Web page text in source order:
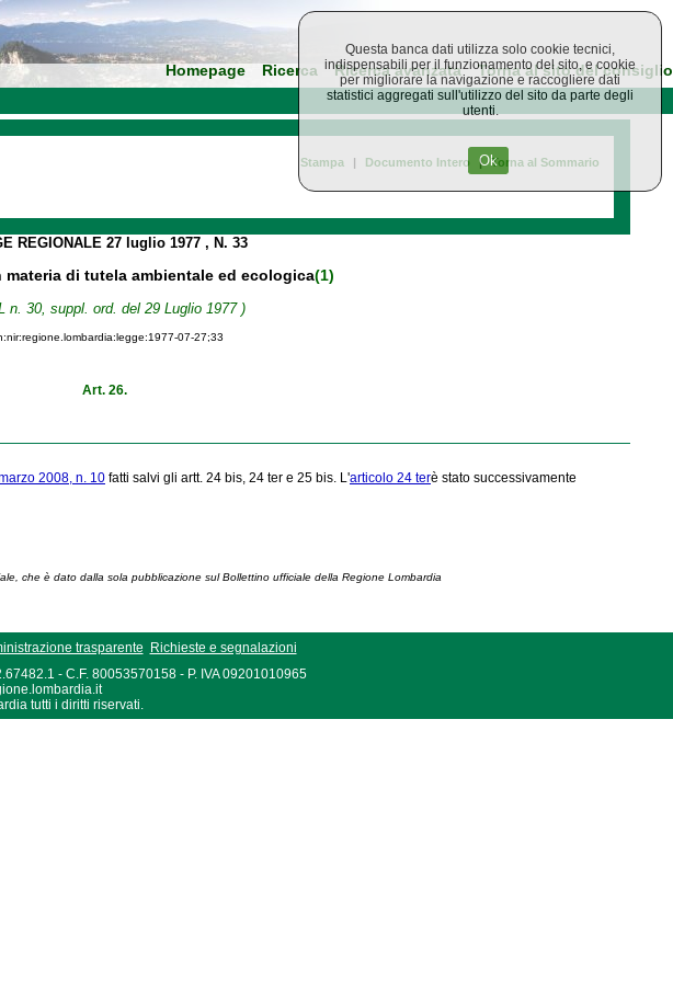
Homepage Ricerca Ricerca avanzata Torna al sito del consiglio
Stampa | Documento Intero | Torna al Sommario
REGIONALE 27 luglio 1977 , N. 33
materia di tutela ambientale ed ecologica(1)
n. 30, suppl. ord. del 29 Luglio 1977 )
07-27;33
Art. 26.
2008, n. 10 fatti salvi gli artt. 24 bis, 24 ter e 25 bis. L'articolo 24 terè stato successivamente
che è dato dalla sola pubblicazione sul Bollettino ufficiale della Regione Lombardia
trasparente
Richieste e segnalazioni
- C.F. 80053570158 - P. IVA 09201010965
tutti i diritti riservati.
Questa banca dati utilizza solo cookie tecnici,
indispensabili per il funzionamento del sito, e cookie
per migliorare la navigazione e raccogliere dati
statistici aggregati sull'utilizzo del sito da parte degli
utenti.
Ok